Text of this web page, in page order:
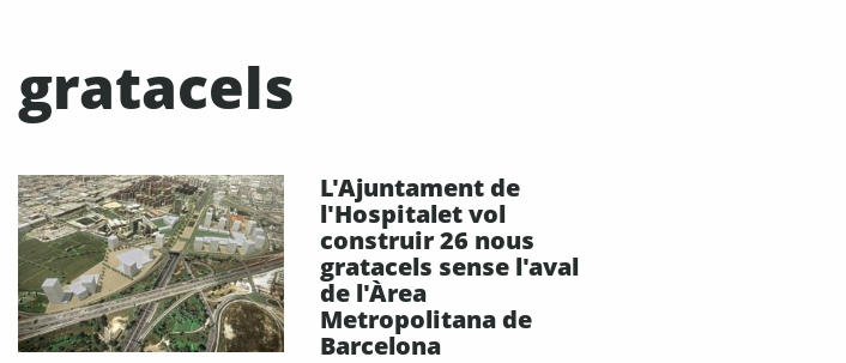
gratacels
L'Ajuntament de
l'Hospitalet vol
construir 26 nous
gratacels sense l'aval
de l'Àrea
Metropolitana de
Barcelona